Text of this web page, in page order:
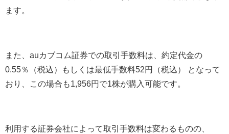
ます。
また、auカブコム証券での取引手数料は、約定代金の
0.55％（税込）もしくは最低手数料52円（税込） となって
おり、この場合も1,956円で1株が購入可能です。
利用する証券会社によって取引手数料は変わるものの、